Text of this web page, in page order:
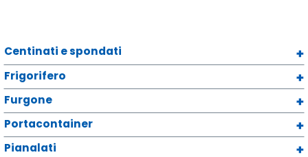
Centinati e spondati
Frigorifero
Furgone
Portacontainer
Pianalati